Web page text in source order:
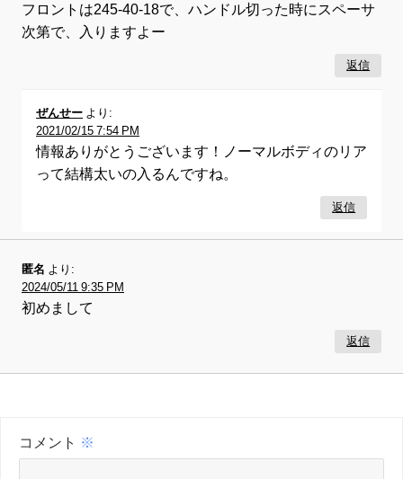
フロントは245-40-18で、ハンドル切った時にスペーサ
次第で、入りますよー
返信
ぜんせー より:
2021/02/15 7:54 PM
情報ありがとうございます！ノーマルボディのリア
って結構太いの入るんですね。
返信
匿名 より:
2024/05/11 9:35 PM
初めまして
返信
コメント ※